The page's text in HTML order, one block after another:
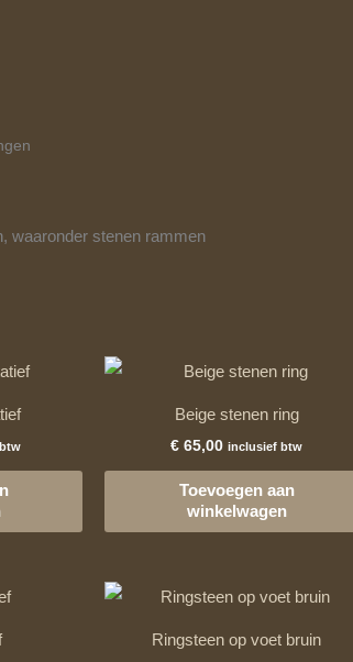
waaronder stenen rammen
Beige stenen ring
€ 65,00 inclusief btw
Toevoegen aan
winkelwagen
Ringsteen op voet bruin